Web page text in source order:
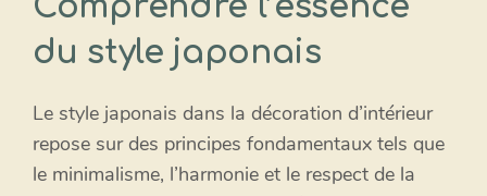
du style japonais
Le style japonais dans la décoration d’intérieur
repose sur des principes fondamentaux tels que
le minimalisme, l’harmonie et le respect de la